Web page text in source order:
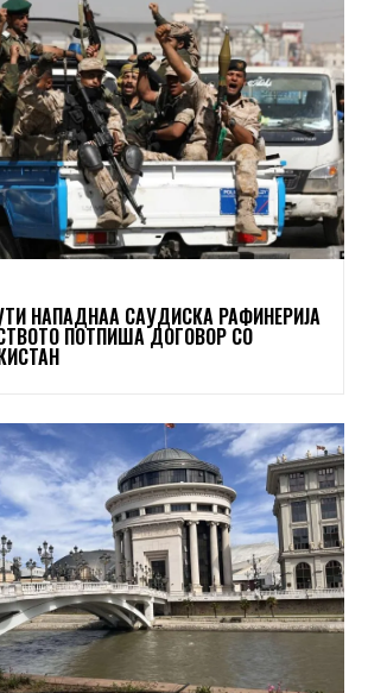
НАПАДНАА САУДИСКА РАФИНЕРИЈА
ПОТПИША ДОГОВОР СО